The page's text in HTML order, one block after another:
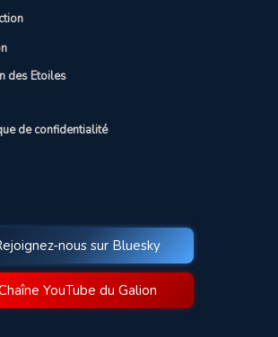
des Etoiles
de confidentialité
nous sur Bluesky
YouTube du Galion